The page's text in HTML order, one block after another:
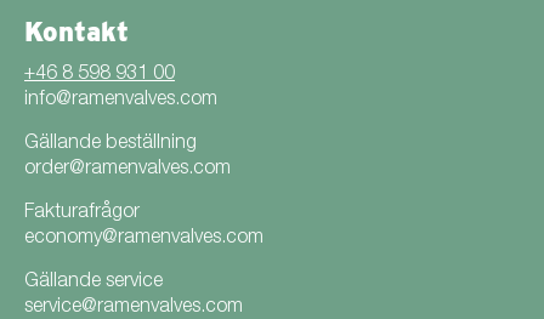
Kontakt
+46 8 598 931 00
info@ramenvalves.com
Gällande beställning
order@ramenvalves.com
Fakturafrågor
economy@ramenvalves.com
Gällande service
service@ramenvalves.com